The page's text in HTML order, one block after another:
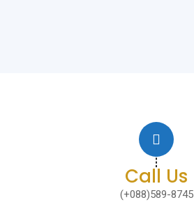
Call Us
(+088)589-8745